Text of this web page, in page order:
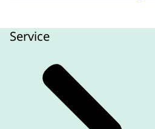
Service